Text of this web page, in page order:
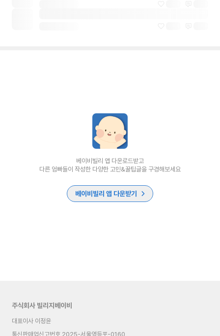
베이비빌리 앱 다운로드받고
다른 엄빠들이 작성한 다양한 고민&꿀팁글을 구경해보세요
베이비빌리 앱 다운받기
주식회사 빌리지베이비
대표이사 이정윤
통신판매업신고번호 2025-서울영등포-0160